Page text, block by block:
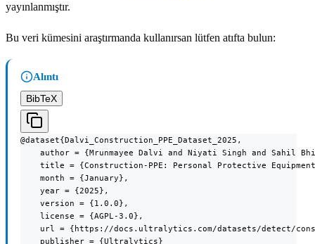
yayınlanmıştır.
Bu veri kümesini araştırmanda kullanırsan lütfen atıfta bulun:
Alıntı
BibTeX
@dataset{Dalvi_Construction_PPE_Dataset_2025,
author = {Mrunmayee Dalvi and Niyati Singh and Sahil
title = {Construction-PPE: Personal Protective
    month = {January},
    year = {2025},
    version = {1.0.0},
    license = {AGPL-3.0},
url = {https://docs.ultralytics.com/datasets/detect/
    publisher = {Ultralytics}